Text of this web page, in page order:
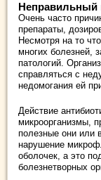
Неправильный
Очень часто
препараты,
Несмотря на то
многих болезней,
патологий.
справляться с
недомогания ей
Действие
микроорганизмы,
полезные они или
нарушение
оболочек, а это
болезнетворных